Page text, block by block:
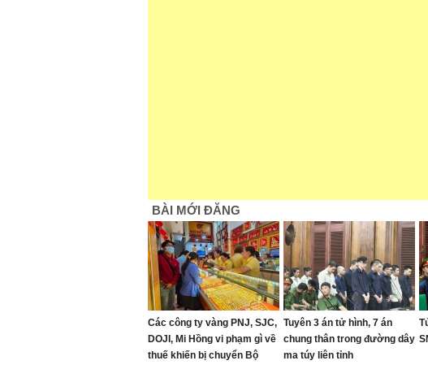
BÀI MỚI ĐĂNG
Các công ty vàng PNJ, SJC,
DOJI, Mi Hồng vi phạm gì về
thuế khiến bị chuyển Bộ
Tuyên 3 án tử hình, 7 án
chung thân trong đường dây
ma túy liên tỉnh